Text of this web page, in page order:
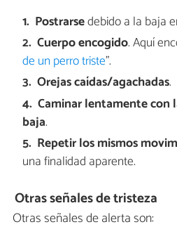
Postrarsedebido a la baja
Cuerpo encogido. Aquí
de un perro triste".
Orejas caídas/agachadas.
Caminar lentamente con
baja.
Repetir los mismos
una finalidad aparente.
Otras señales de tristeza
Otras señales de alerta son: